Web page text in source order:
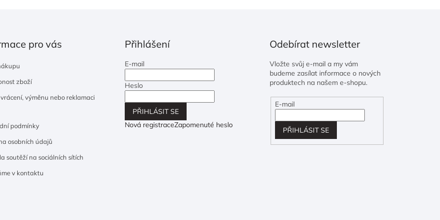
pro vás
zboží
vrácení, výměnu nebo reklamaci
podmínky
osobních údajů
soutěží na sociálních sítích
v kontaktu
Přihlášení
E-mail
Heslo
PŘIHLÁSIT SE
Nová registraceZapomenuté heslo
Odebírat newsletter
Vložte svůj e-mail a my vám
budeme zasílat informace o nových
produktech na našem e-shopu.
E-mail
PŘIHLÁSIT SE